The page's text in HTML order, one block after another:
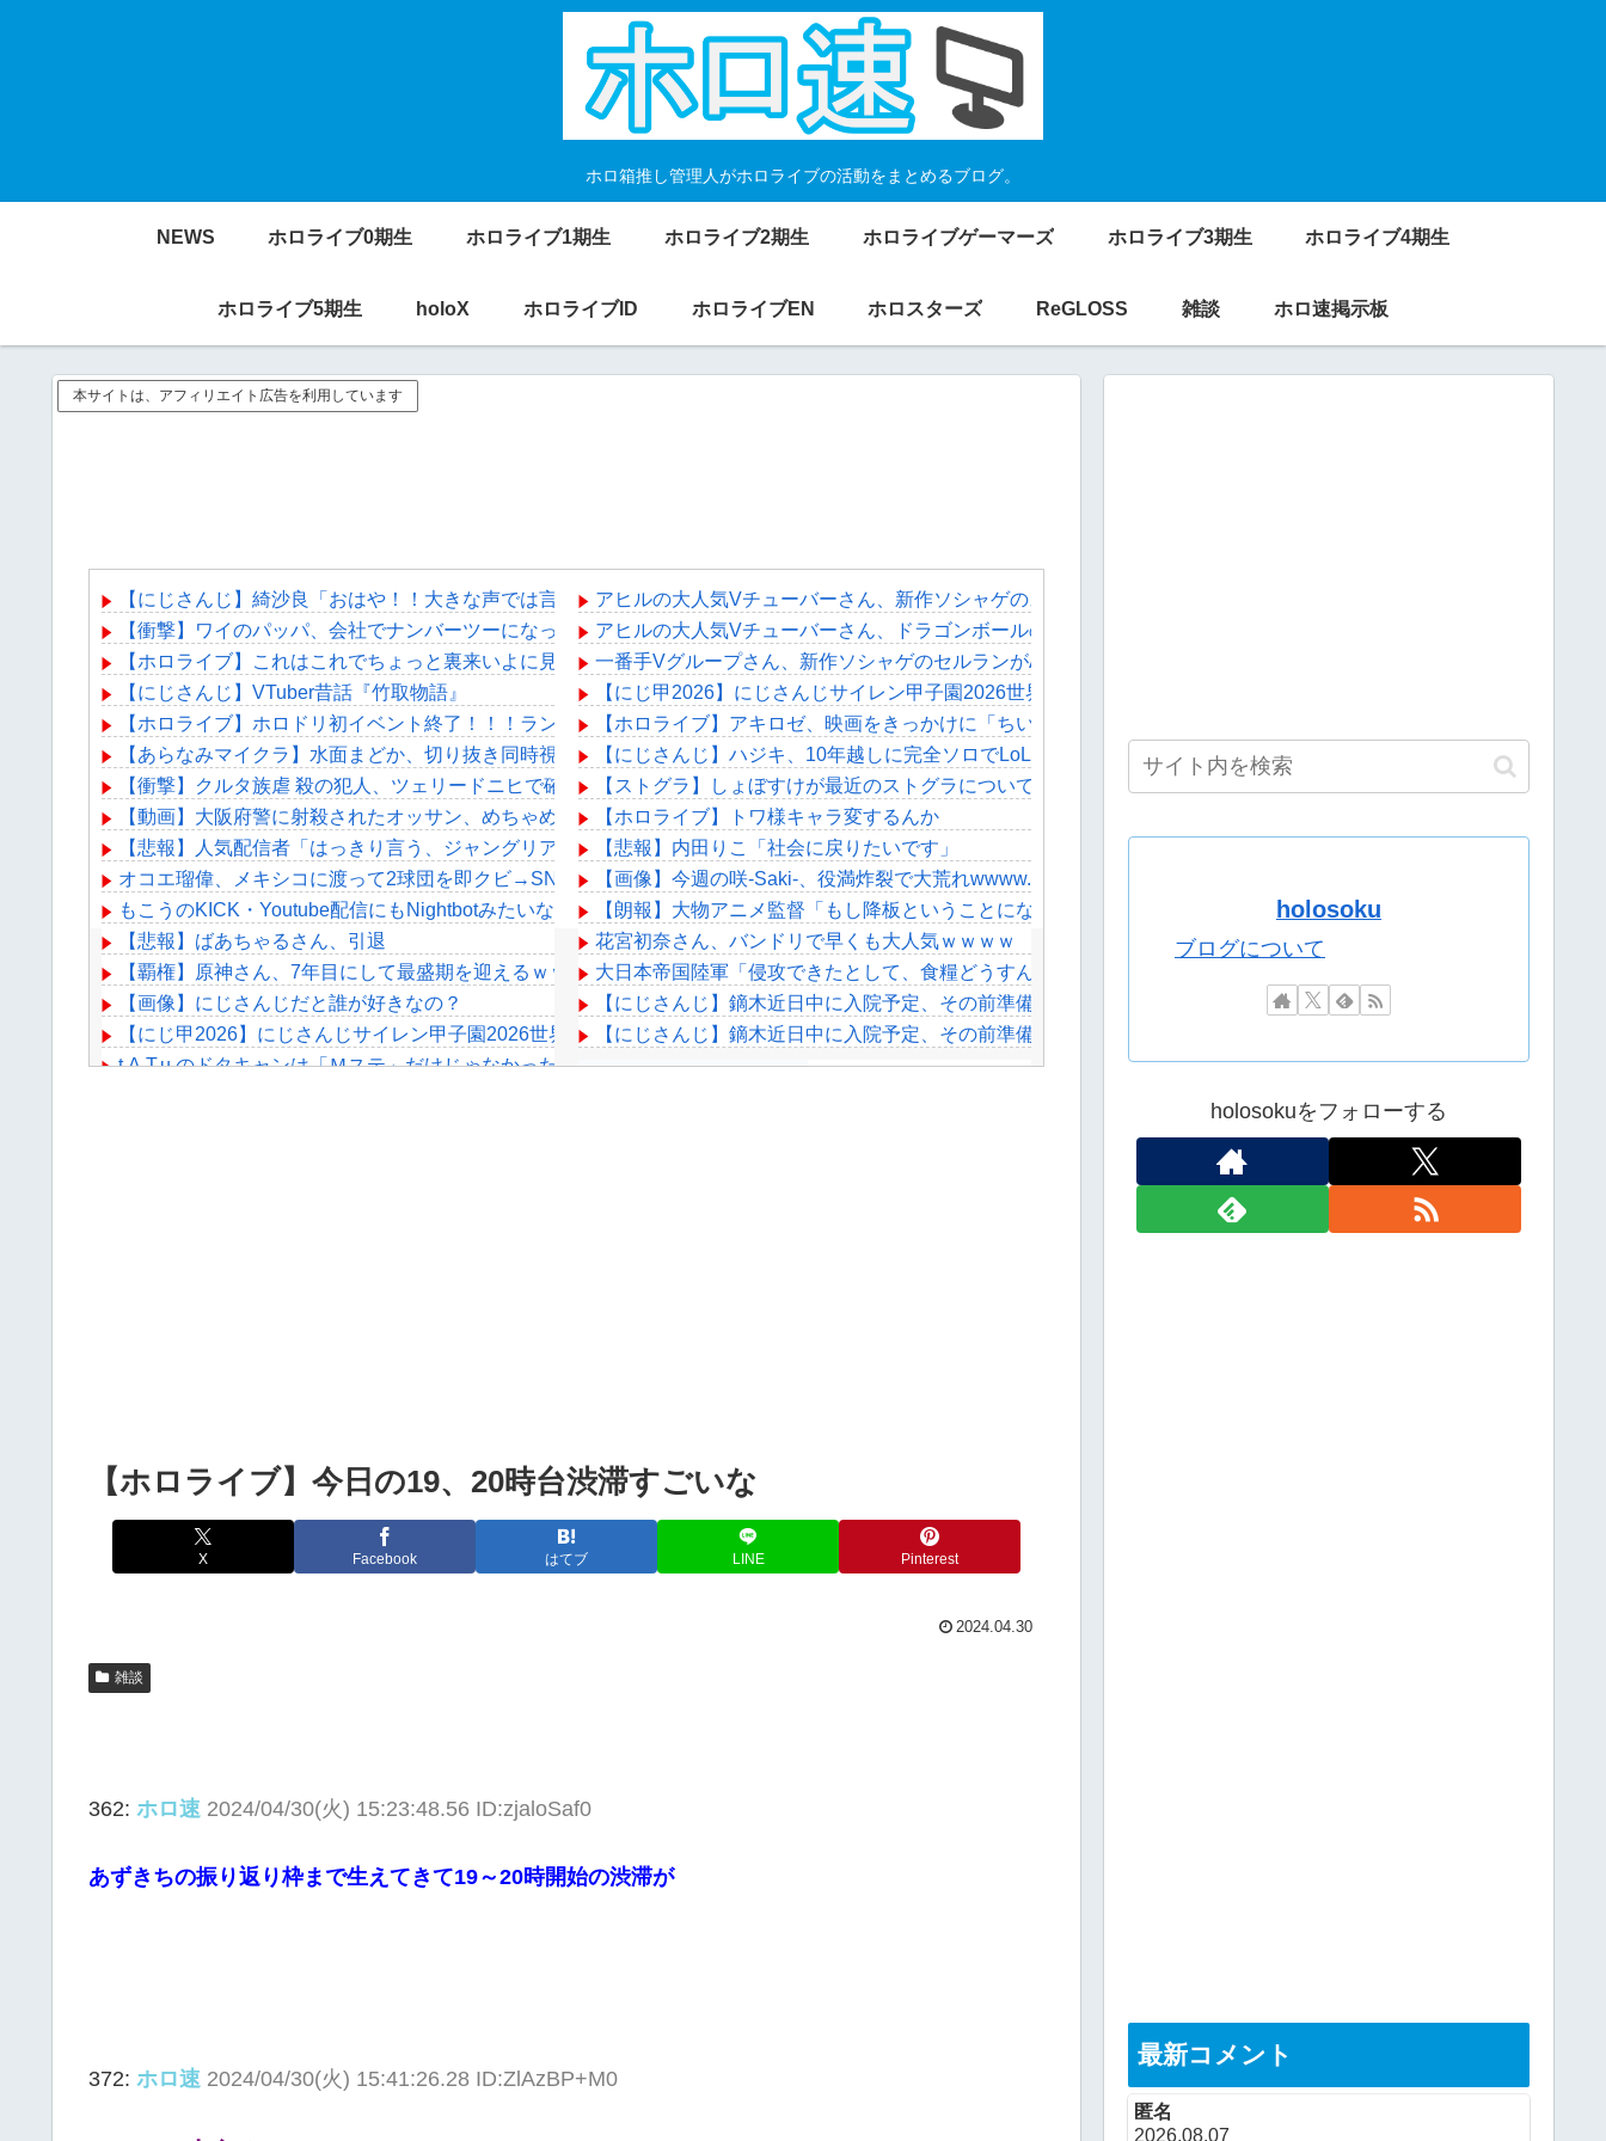
ホロ箱推し管理人がホロライブの活動をまとめるブログ。
NEWS ホロライブ0期生 ホロライブ1期生 ホロライブ2期生 ホロライブゲーマーズ ホロライブ3期生 ホロライブ4期生
ホロライブ5期生 holoX ホロライブID ホロライブEN ホロスターズ ReGLOSS 雑談 ホロ速掲示板
本サイトは、アフィリエイト広告を利用しています
【にじさんじ】綺沙良「おはや！！大きな声では言えないのやけど昨日みんなに言われた通り寝る前にトイレ行ったら世界変わった！すげえええ」
【衝撃】ワイのパッパ、会社でナンバーツーになった結果ｗｗｗｗｗｗｗｗｗｗ
【ホロライブ】これはこれでちょっと裏来いよに見える
【にじさんじ】VTuber昔話『竹取物語』
【ホロライブ】ホロドリ初イベント終了！！！ランキング各帯の空気感はこんな感じ
【あらなみマイクラ】水面まどか、切り抜き同時視聴！マネージャーがこれ同時視聴しましょう！ってやってんの草
【衝撃】クルタ族虐 殺の犯人、ツェリードニヒで確定！クロロの演劇のせいで2人も無駄死ににwwww
【動画】大阪府警に射殺されたオッサン、めちゃめちゃ苦しそうに死ぬ
【悲報】人気配信者「はっきり言う、ジャングリア沖縄ほんとーーーーーーーーにおもんない！！！！」→炎上
オコエ瑠偉、メキシコに渡って2球団を即クビ→SNS更新が3ヶ月間止まって消息不明に
もこうのKICK・Youtube配信にもNightbotみたいなコメント制御ツール入れてほしいな…
【悲報】ばあちゃるさん、引退
【覇権】原神さん、7年目にして最盛期を迎えるｗｗｗｗｗｗｗｗｗｗ
【画像】にじさんじだと誰が好きなの？
【にじ甲2026】にじさんじサイレン甲子園2026世界大会！妖怪ってやっぱ変だわ
t.A.T.u.のドタキャンは「Ｍステ」だけじゃなかった！
アヒルの大人気Vチューバーさん、新作ソシャゲのストーリーがめっちゃ面白い！
アヒルの大人気Vチューバーさん、ドラゴンボールの原作読んでるのに解像度が高くない？
一番手Vグループさん、新作ソシャゲのセルランがAndroidとiPhoneで違うと話題に……
【にじ甲2026】にじさんじサイレン甲子園2026世界大会！妖怪ってやっぱ変だわ
【ホロライブ】アキロゼ、映画をきっかけに「ちいかわ」にどハマり「今では毎晩1時間くらい見ながら入眠していま
【にじさんじ】ハジキ、10年越しに完全ソロでLoLダイヤ昇格「次はマスター目指す」
【ストグラ】しょぼすけが最近のストグラについて教えてって配信してたけどさ
【ホロライブ】トワ様キャラ変するんか
【悲報】内田りこ「社会に戻りたいです」
【画像】今週の咲-Saki-、役満炸裂で大荒れwwww.
【朗報】大物アニメ監督「もし降板ということになったら、俺が『みいちゃんと山田さん』のアニメ監督やります」
花宮初奈さん、バンドリで早くも大人気ｗｗｗｗ
大日本帝国陸軍「侵攻できたとして、食糧どうすんだよ」大本営「現地調達」陸軍「え？」
【にじさんじ】鏑木近日中に入院予定、その前準備に血を大量に取られる
【にじさんじ】鏑木近日中に入院予定、その前準備に血を大量に取られる
【ホロライブ】今日の19、20時台渋滞すごいな
X Facebook はてブ LINE Pinterest
2024.04.30
雑談
362: ホロ速 2024/04/30(火) 15:23:48.56 ID:zjaloSaf0
あずきちの振り返り枠まで生えてきて19～20時開始の渋滞が
372: ホロ速 2024/04/30(火) 15:41:26.28 ID:ZlAzBP+M0
holosoku
ブログについて
holosokuをフォローする
最新コメント
匿名
2026.08.07